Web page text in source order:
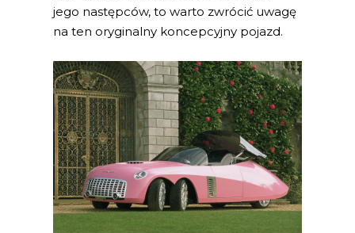
jego następców, to warto zwrócić uwagę
na ten oryginalny koncepcyjny pojazd.